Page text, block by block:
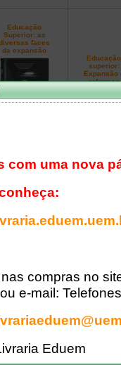
Educação
Superior: as
faces
da expansão
Educação
superior:
Expansão
reformas
« início
‹ anterior
Recomendados
de
com uma nova
compras no
e-mail:
Eduem